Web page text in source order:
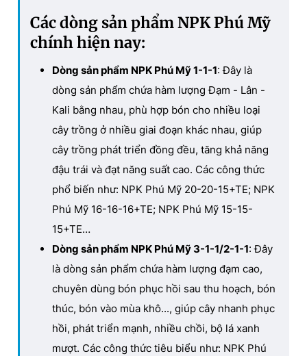
Các dòng sản phẩm NPK Phú Mỹ
chính hiện nay:
Dòng sản phẩm NPK Phú Mỹ 1-1-1: Đây là
dòng sản phẩm chứa hàm lượng Đạm - Lân -
Kali bằng nhau, phù hợp bón cho nhiều loại
cây trồng ở nhiều giai đoạn khác nhau, giúp
cây trồng phát triển đồng đều, tăng khả năng
đậu trái và đạt năng suất cao. Các công thức
phổ biến như: NPK Phú Mỹ 20-20-15+TE; NPK
Phú Mỹ 16-16-16+TE; NPK Phú Mỹ 15-15-
15+TE…
Dòng sản phẩm NPK Phú Mỹ 3-1-1/2-1-1: Đây
là dòng sản phẩm chứa hàm lượng đạm cao,
chuyên dùng bón phục hồi sau thu hoạch, bón
thúc, bón vào mùa khô..., giúp cây nhanh phục
hồi, phát triển mạnh, nhiều chồi, bộ lá xanh
mượt. Các công thức tiêu biểu như: NPK Phú